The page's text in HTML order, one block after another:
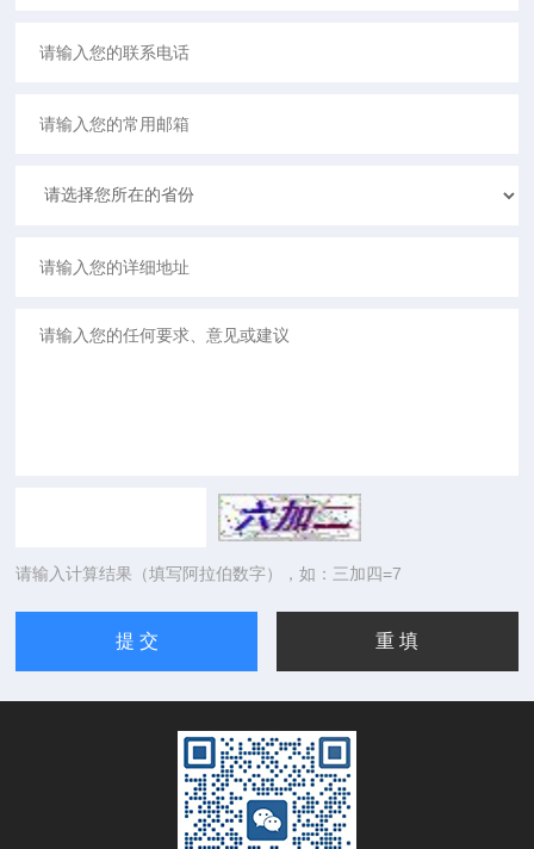
请输入计算结果（填写阿拉伯数字），如：三加四=7